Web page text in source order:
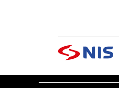
Активни конкурси